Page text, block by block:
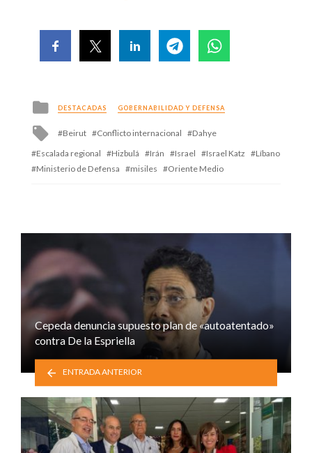
Posted
in
DESTACADAS GOBERNABILIDAD Y DEFENSA
Tagged
Beirut Conflicto internacional
Dahye
Escalada regional
Hizbulá Irán Israel Israel Katz
Líbano
Ministerio de Defensa
misiles Oriente Medio
Cepeda denuncia supuesto plan de «autoatentado»
contra De la Espriella
ENTRADA ANTERIOR